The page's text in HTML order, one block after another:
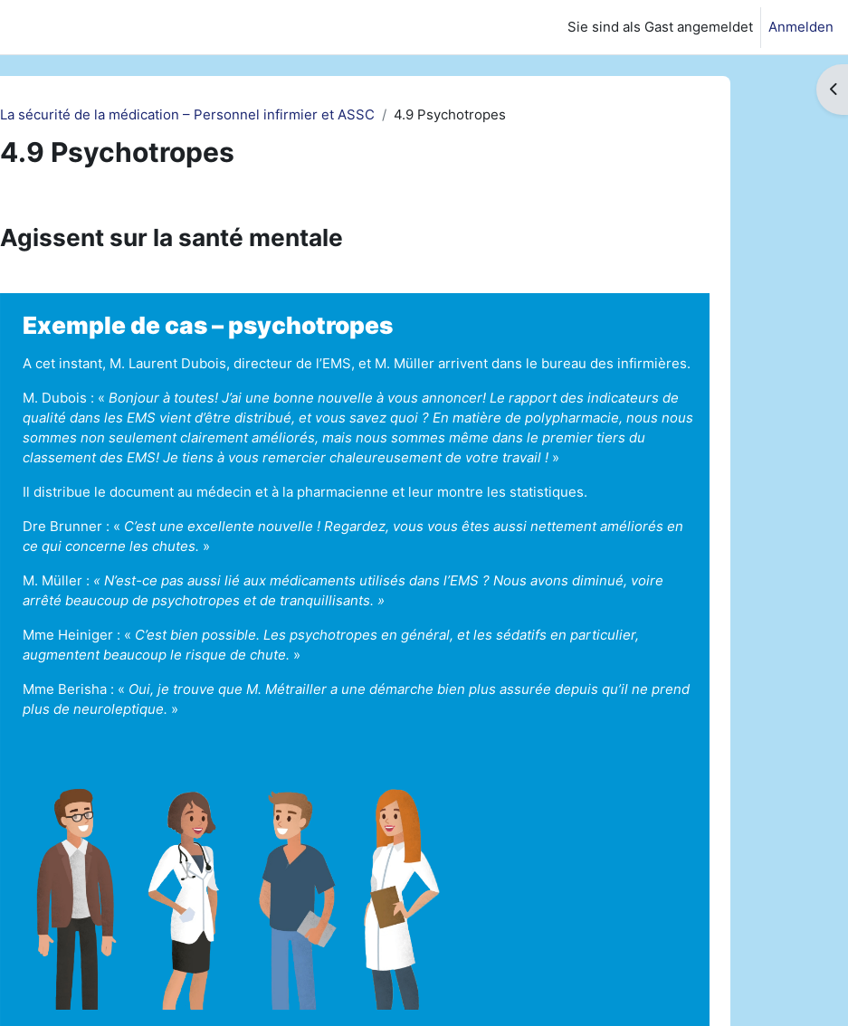
Sie sind als Gast angemeldet Anmelden
La sécurité de la médication – Personnel infirmier et ASSC
4.9 Psychotropes
4.9 Psychotropes
Agissent sur la santé mentale
Exemple de cas – psychotropes
A cet instant, M. Laurent Dubois, directeur de l’EMS, et M. Müller arrivent dans le bureau des infirmières.
M. Dubois : « Bonjour à toutes! J’ai une bonne nouvelle à vous annoncer! Le rapport des indicateurs de
qualité dans les EMS vient d’être distribué, et vous savez quoi ? En matière de polypharmacie, nous nous
sommes non seulement clairement améliorés, mais nous sommes même dans le premier tiers du
classement des EMS! Je tiens à vous remercier chaleureusement de votre travail !»
Il distribue le document au médecin et à la pharmacienne et leur montre les statistiques.
Dre Brunner : « C’est une excellente nouvelle ! Regardez, vous vous êtes aussi nettement améliorés en
ce qui concerne les chutes. »
M. Müller : « N’est-ce pas aussi lié aux médicaments utilisés dans l’EMS ? Nous avons diminué, voire
arrêté beaucoup de psychotropes et de tranquillisants. »
Mme Heiniger : « C’est bien possible. Les psychotropes en général, et les sédatifs en particulier,
augmentent beaucoup le risque de chute. »
Mme Berisha : « Oui, je trouve que M. Métrailler a une démarche bien plus assurée depuis qu’il ne prend
plus de neuroleptique. »